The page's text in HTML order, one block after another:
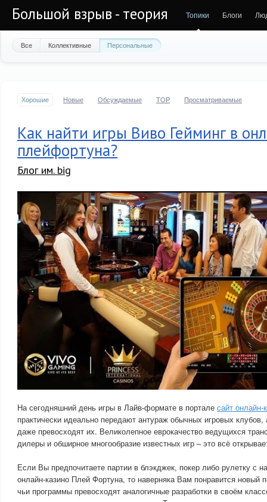
Большой взрыв - теория Топики Блоги
Все Коллективные Персональные
Хорошие Новые Обсуждаемые TOP Просматриваемые
Как найти игры Виво Гейминг в
плейфортуна?
Блог им. big
На сегодняшний день игры в Лайв-формате в портале сайт онлайн-
практически идеально передают антураж обычных игровых
даже превосходят их. Великолепное еврокачество ведущихся
дилеры и обширное многообразие известных игр – это всё
Если Вы предпочитаете партии в блэкджек, покер либо рулетку с
онлайн-казино Плей Фортуна, то наверняка Вам понравится новый
чьи программы превосходят аналогичные разработки в своём